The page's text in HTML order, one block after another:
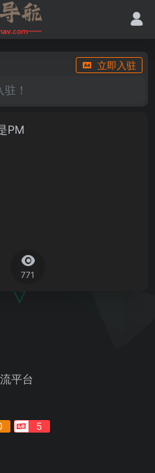
立即入驻
！
771
平台
5